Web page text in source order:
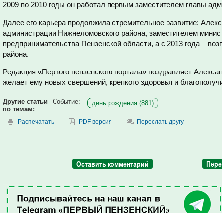
2009 по 2010 годы он работал первым заместителем главы
Далее его карьера продолжила стремительное развитие:
администрации Нижнеломовского района, заместителем
предпринимательства Пензенской области, а с 2013 года –
района.
Редакция «Первого пензенского портала» поздравляет
желает ему новых свершений, крепкого здоровья и
Другие статьи
по темам:
Событие: день рождения (881)
Распечатать PDF версия Переслать другу
Оставить комментарий